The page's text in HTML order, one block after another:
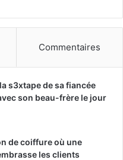
Commentaires
s3xtape de sa fiancée
son beau-frère le jour
de coiffure où une
les clients